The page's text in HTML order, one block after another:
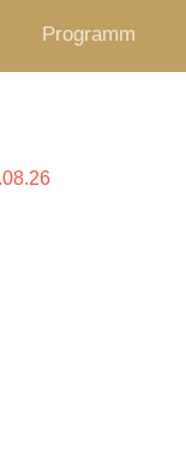
Programm